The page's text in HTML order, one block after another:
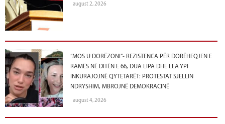
august 2, 2026
“MOS U DORËZONI”- REZISTENCA PËR DORËHEQJEN E
RAMËS NË DITËN E 66, DUA LIPA DHE LEA YPI
INKURAJOJNË QYTETARËT: PROTESTAT SJELLIN
NDRYSHIM, MBROJNË DEMOKRACINË
august 4, 2026